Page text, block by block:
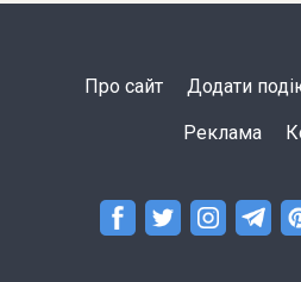
Про сайт Додати
Реклама